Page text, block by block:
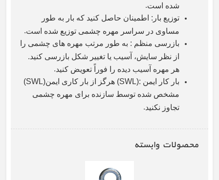
شده است.
توزیع بار: اطمینان حاصل کنید که بار به طور
مساوی در سراسر مهره چشمی توزیع شده است.
بازرسی منظم : به طور مرتب مهره های چشمی را
از نظر سایش، آسیب یا تغییر شکل بازرسی کنید.
هر مهره آسیب دیده را فوراً تعویض کنید.
بار کار ایمن (SWL): هرگز از بار کاری ایمن(SWL)
مشخص شده توسط سازنده برای مهره چشمی
تجاوز نکنید.
محصولات وابسته